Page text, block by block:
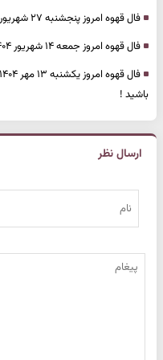
فال قهوه امروز پنجشنبه ۲۷ شهریور ۱۴۰۴ | چه چیزی در سرنوشت شما آمده ؟
فال قهوه امروز جمعه ۱۴ شهریور ۱۴۰۴ | به زودی خبری مهم دریافت می کنید!
باشید !
ارسال نظر